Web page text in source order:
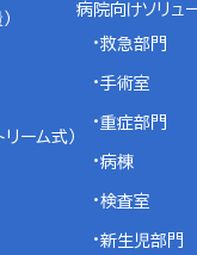
ーム式）
病院向けソリュ
救急部門
手術室
重症部門
病棟
検査室
新生児部門